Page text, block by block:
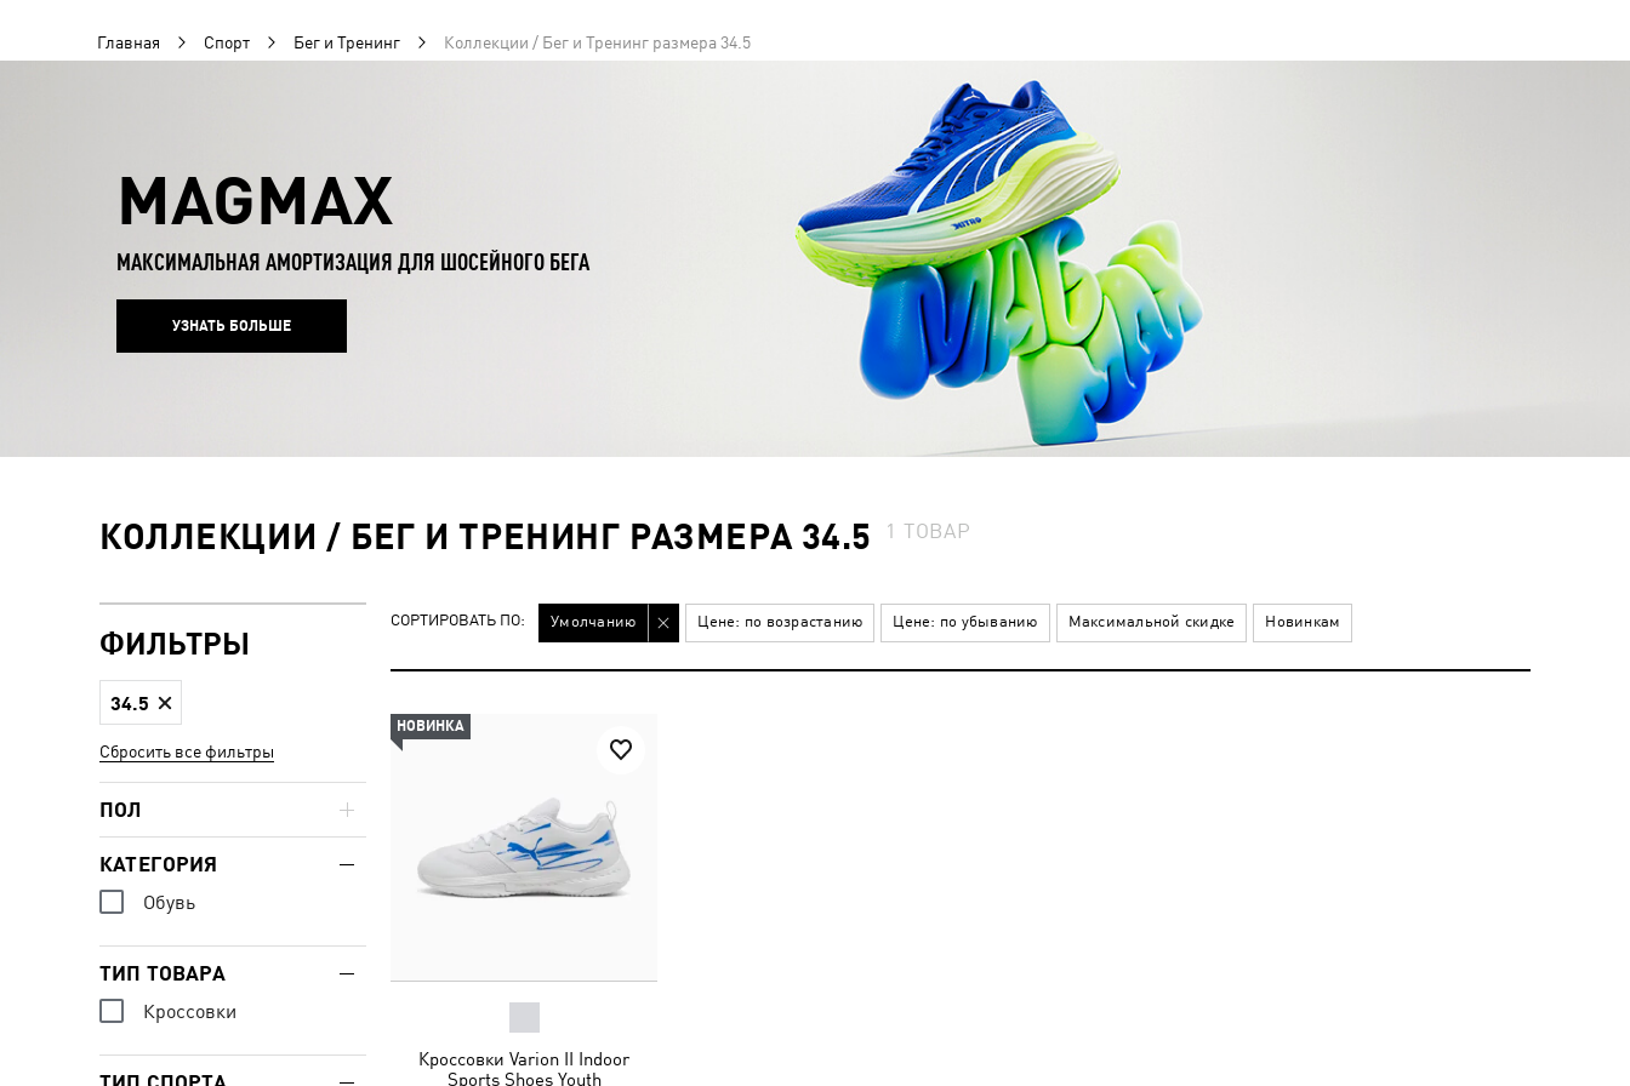
Главная Спорт Бег и Тренинг Коллекции / Бег и Тренинг размера 34.5
MAGMAX
МАКСИМАЛЬНАЯ АМОРТИЗАЦИЯ ДЛЯ ШОСЕЙНОГО БЕГА
УЗНАТЬ БОЛЬШЕ
КОЛЛЕКЦИИ / БЕГ И ТРЕНИНГ РАЗМЕРА 34.5 1 ТОВАР
СОРТИРОВАТЬ ПО: Умолчанию Цене: по возрастанию Цене: по убыванию Максимальной скидке Новинкам
НОВИНКА
Кроссовки Varion II Indoor
Sports Shoes Youth
ФИЛЬТРЫ
34.5
Сбросить все фильтры
ПОЛ
КАТЕГОРИЯ
Обувь
ТИП ТОВАРА
Кроссовки